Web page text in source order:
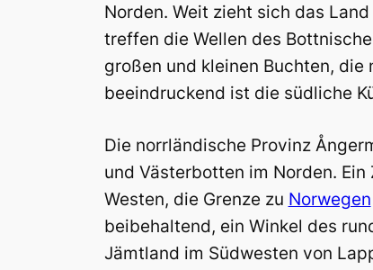
Norden. Weit zieht sich das
treffen die Wellen des
großen und kleinen Buchten,
beeindruckend ist die südliche
Die norrländische Provinz
und Västerbotten im Norden.
Westen, die Grenze zu Norwegen
beibehaltend, ein Winkel des
Jämtland im Südwesten von